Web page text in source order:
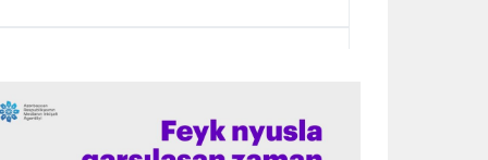
İnfantinoya dəstək